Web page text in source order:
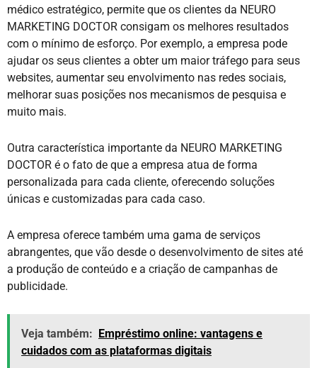
médico estratégico, permite que os clientes da NEURO
MARKETING DOCTOR consigam os melhores resultados
com o mínimo de esforço. Por exemplo, a empresa pode
ajudar os seus clientes a obter um maior tráfego para seus
websites, aumentar seu envolvimento nas redes sociais,
melhorar suas posições nos mecanismos de pesquisa e
muito mais.
Outra característica importante da NEURO MARKETING
DOCTOR é o fato de que a empresa atua de forma
personalizada para cada cliente, oferecendo soluções
únicas e customizadas para cada caso.
A empresa oferece também uma gama de serviços
abrangentes, que vão desde o desenvolvimento de sites até
a produção de conteúdo e a criação de campanhas de
publicidade.
Veja também: Empréstimo online: vantagens e
cuidados com as plataformas digitais